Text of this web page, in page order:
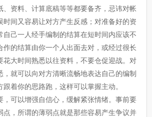
、资料、计算底稿等等都要备齐，忌讳对帐
时间又容易让对方产生反感；对准备好的资
自己一人经手编制的结算在短时间内应该不
作的结算由你一个人出面去对，或经过很长
花大时间熟悉以往资料，不要仓促迎战。对
，就可以向对方清晰流畅地表达自己的编制
着你的思路跑，这样可以掌握主动。
，可以增强自信心，缓解紧张情绪。事前要
点，所谓的薄弱点就是那些容易产生争议并